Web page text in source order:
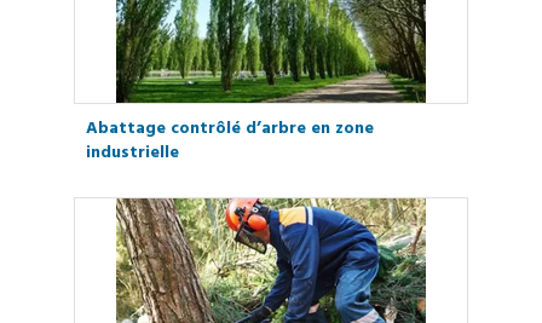
Abattage contrôlé d’arbre en zone
industrielle